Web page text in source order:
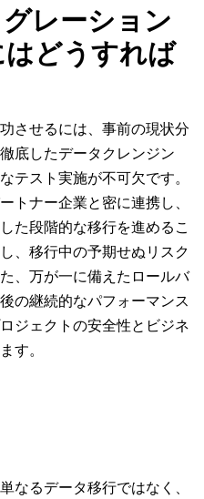
レーション
どうすれば
させるには、事前の現状分
底したデータクレンジン
テスト実施が不可欠です。
トナー企業と密に連携し、
た段階的な移行を進めるこ
、移行中の予期せぬリスク
、万が一に備えたロールバ
の継続的なパフォーマンス
ジェクトの安全性とビジネ
す。
なるデータ移行ではなく、